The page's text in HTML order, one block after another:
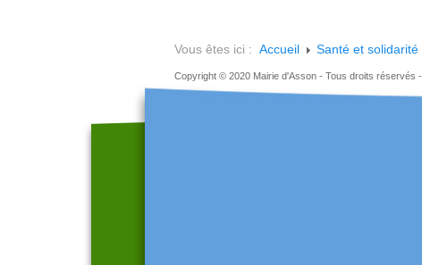
Vous êtes ici : Accueil Santé et solidarité
Copyright © 2020 Mairie d'Asson - Tous droits réservés -